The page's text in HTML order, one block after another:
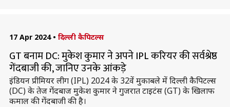
17 Apr 2024 • दिल्ली कैपिटल्स
GT बनाम DC: मुकेश कुमार ने अपने IPL करियर की सर्वश्रेष्ठ
गेंदबाजी की, जानिए उनके आंकड़े
इंडियन प्रीमियर लीग (IPL) 2024 के 32वें मुकाबले में दिल्ली कैपिटल्स
(DC) के तेज गेंदबाज मुकेश कुमार ने गुजरात टाइटंस (GT) के खिलाफ
कमाल की गेंदबाजी की है।